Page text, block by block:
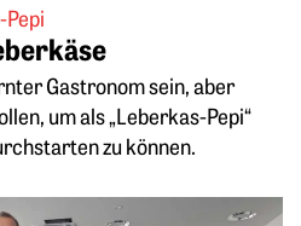
Gastronom sein, aber
um als „Leberkas-Pepi“
zu können.
der Überholspur